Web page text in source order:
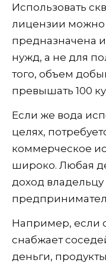
Использовать
лицензии можно
предназначена
нужд, а не для
того, объем
превышать 100
Если же вода
целях,
коммерческое
широко. Любая
доход
Например, если
снабжает
деньги,